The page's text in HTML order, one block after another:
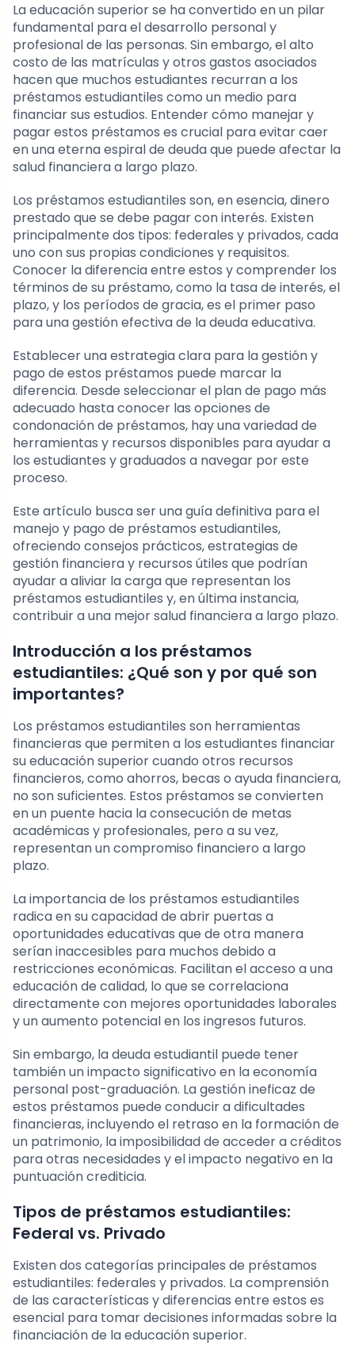
La educación superior se ha convertido en un pilar
fundamental para el desarrollo personal y
profesional de las personas. Sin embargo, el alto
costo de las matrículas y otros gastos asociados
hacen que muchos estudiantes recurran a los
préstamos estudiantiles como un medio para
financiar sus estudios. Entender cómo manejar y
pagar estos préstamos es crucial para evitar caer
en una eterna espiral de deuda que puede afectar la
salud financiera a largo plazo.
Los préstamos estudiantiles son, en esencia, dinero
prestado que se debe pagar con interés. Existen
principalmente dos tipos: federales y privados, cada
uno con sus propias condiciones y requisitos.
Conocer la diferencia entre estos y comprender los
términos de su préstamo, como la tasa de interés, el
plazo, y los períodos de gracia, es el primer paso
para una gestión efectiva de la deuda educativa.
Establecer una estrategia clara para la gestión y
pago de estos préstamos puede marcar la
diferencia. Desde seleccionar el plan de pago más
adecuado hasta conocer las opciones de
condonación de préstamos, hay una variedad de
herramientas y recursos disponibles para ayudar a
los estudiantes y graduados a navegar por este
proceso.
Este artículo busca ser una guía definitiva para el
manejo y pago de préstamos estudiantiles,
ofreciendo consejos prácticos, estrategias de
gestión financiera y recursos útiles que podrían
ayudar a aliviar la carga que representan los
préstamos estudiantiles y, en última instancia,
contribuir a una mejor salud financiera a largo plazo.
Introducción a los préstamos
estudiantiles: ¿Qué son y por qué son
importantes?
Los préstamos estudiantiles son herramientas
financieras que permiten a los estudiantes financiar
su educación superior cuando otros recursos
financieros, como ahorros, becas o ayuda financiera,
no son suficientes. Estos préstamos se convierten
en un puente hacia la consecución de metas
académicas y profesionales, pero a su vez,
representan un compromiso financiero a largo
plazo.
La importancia de los préstamos estudiantiles
radica en su capacidad de abrir puertas a
oportunidades educativas que de otra manera
serían inaccesibles para muchos debido a
restricciones económicas. Facilitan el acceso a una
educación de calidad, lo que se correlaciona
directamente con mejores oportunidades laborales
y un aumento potencial en los ingresos futuros.
Sin embargo, la deuda estudiantil puede tener
también un impacto significativo en la economía
personal post-graduación. La gestión ineficaz de
estos préstamos puede conducir a dificultades
financieras, incluyendo el retraso en la formación de
un patrimonio, la imposibilidad de acceder a créditos
para otras necesidades y el impacto negativo en la
puntuación crediticia.
Tipos de préstamos estudiantiles:
Federal vs. Privado
Existen dos categorías principales de préstamos
estudiantiles: federales y privados. La comprensión
de las características y diferencias entre estos es
esencial para tomar decisiones informadas sobre la
financiación de la educación superior.